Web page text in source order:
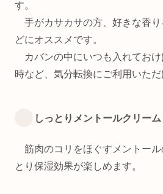
す。
手がカサカサの方、好きな香り
どにオススメです。
カバンの中にいつも入れておけ
時など、気分転換にご利用いただ
しっとりメントールクリー
筋肉のコリをほぐすメントール
とり保湿効果が楽しめます。